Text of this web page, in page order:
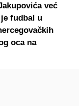
već
fudbal u
oca na